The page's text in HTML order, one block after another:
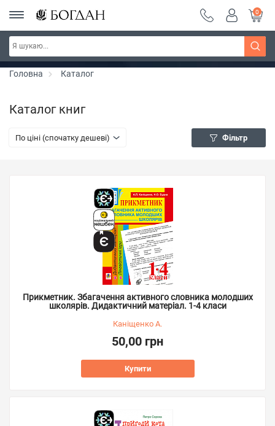
РОЗПРОДАЖ ~ 150 грн ~ 200 грн ~ 250 грн ~
300 грн ~ РОЗПРОДАЖ
Дізнатись більше
0
Головна Каталог
Каталог книг
По ціні (спочатку дешеві) Фільтр
Прикметник. Збагачення активного словника молодших
школярів. Дидактичний матеріал. 1-4 класи
Каніщенко А.
50,00 грн
Купити